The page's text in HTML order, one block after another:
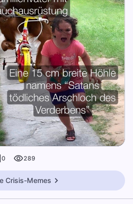
0 289
Crisis-Memes